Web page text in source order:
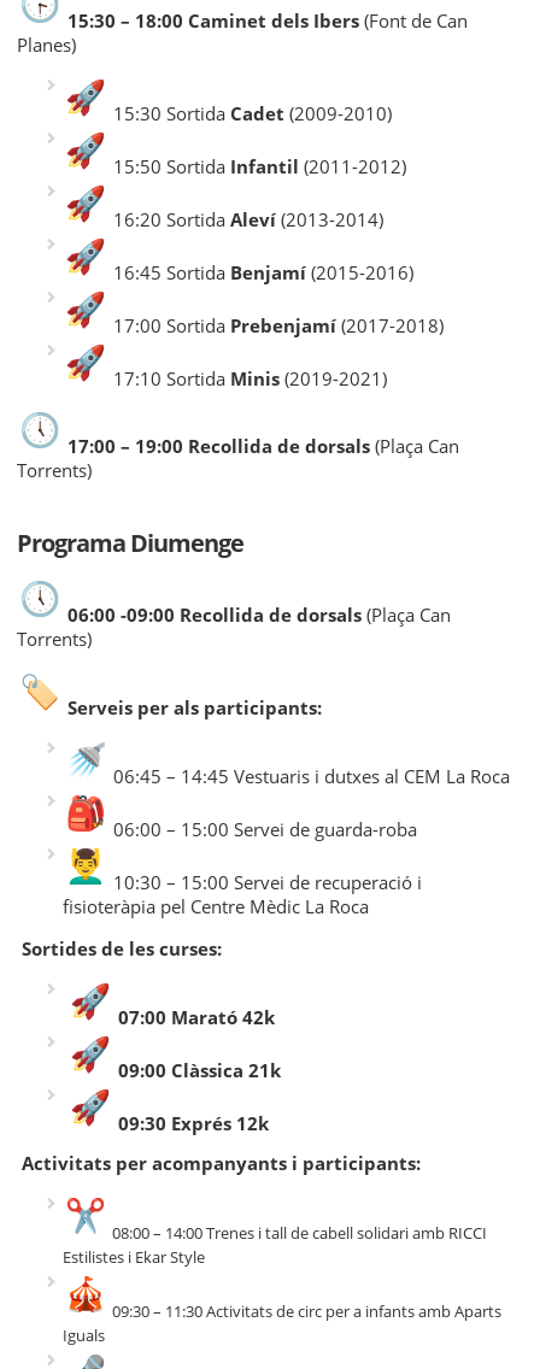
15:30 – 18:00 Caminet dels Ibers (Font de Can
Planes)
15:30 Sortida Cadet (2009-2010)
15:50 Sortida Infantil (2011-2012)
16:20 SortidaAleví (2013-2014)
16:45 Sortida Benjamí (2015-2016)
17:00 Sortida Prebenjamí (2017-2018)
17:10 Sortida Minis (2019-2021)
17:00 – 19:00 Recollida de dorsals (Plaça Can
Torrents)
Programa Diumenge
06:00 -09:00 Recollida de dorsals (Plaça Can
Torrents)
Serveis per als participants:
06:45 – 14:45 Vestuaris i dutxes al CEM La Roca
06:00 – 15:00 Servei de guarda-roba
10:30 – 15:00 Servei de recuperació i
fisioteràpia pel Centre Mèdic La Roca
Sortides de les curses:
07:00 Marató 42k
09:00 Clàssica 21k
09:30 Exprés 12k
Activitats per acompanyants i participants:
08:00 – 14:00 Trenes i tall de cabell solidari amb RICCI
Estilistes i Ekar Style
09:30 – 11:30 Activitats de circ per a infants amb Aparts
Iguals